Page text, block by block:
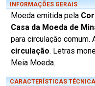
INFORMAÇÕES GERAIS
Moeda emitida pela
Casa da Moeda de
para circulação comum.
circulação. Letras
Meia Moeda.
CARACTERÍSTICAS